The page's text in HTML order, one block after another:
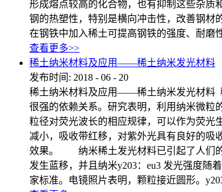
形成熔点较高的化合物，也有抑制这些杂
钢的热塑性，特别是横向冲击性，改善钢
在钢铁中加入稀土可提高钢铁的强度、耐磨
查看更多>>
稀土纳米材料及应用——稀土纳米发光材料
发布时间: 2018 - 06 - 20
稀土纳米材料及应用——稀土纳米发光材料
很强的依赖关系。研究表明，利用纳米微粒
粒径对荧光波长的相应规律，可以作为荧光
减小，吸收带红移，对紫外光具有良好的吸
效果。 纳米稀土发光材料已引起了人们的
发生蓝移，并且纳米y203：eu3 发光强度
家标准。电镜照片表明，颗粒接近圆形。